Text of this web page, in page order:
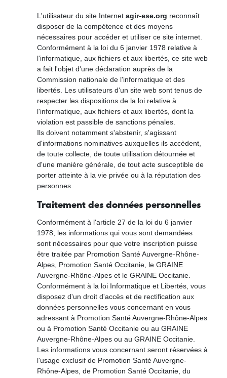
L'utilisateur du site Internet agir-ese.org reconnaît
disposer de la compétence et des moyens
nécessaires pour accéder et utiliser ce site internet.
Conformément à la loi du 6 janvier 1978 relative à
l'informatique, aux fichiers et aux libertés, ce site web
a fait l'objet d'une déclaration auprès de la
Commission nationale de l'informatique et des
libertés. Les utilisateurs d'un site web sont tenus de
respecter les dispositions de la loi relative à
l'informatique, aux fichiers et aux libertés, dont la
violation est passible de sanctions pénales.
Ils doivent notamment s'abstenir, s'agissant
d'informations nominatives auxquelles ils accèdent,
de toute collecte, de toute utilisation détournée et
d'une manière générale, de tout acte susceptible de
porter atteinte à la vie privée ou à la réputation des
personnes.
Traitement des données personnelles
Conformément à l'article 27 de la loi du 6 janvier
1978, les informations qui vous sont demandées
sont nécessaires pour que votre inscription puisse
être traitée par Promotion Santé Auvergne-Rhône-
Alpes, Promotion Santé Occitanie, le GRAINE
Auvergne-Rhône-Alpes et le GRAINE Occitanie.
Conformément à la loi Informatique et Libertés, vous
disposez d'un droit d'accès et de rectification aux
données personnelles vous concernant en vous
adressant à Promotion Santé Auvergne-Rhône-Alpes
ou à Promotion Santé Occitanie ou au GRAINE
Auvergne-Rhône-Alpes ou au GRAINE Occitanie.
Les informations vous concernant seront réservées à
l'usage exclusif de Promotion Santé Auvergne-
Rhône-Alpes, de Promotion Santé Occitanie, du